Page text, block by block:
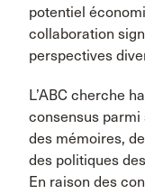
potentiel
collaboration
perspectives
L’ABC cherche
consensus
des mémoires,
des politiques
En raison des